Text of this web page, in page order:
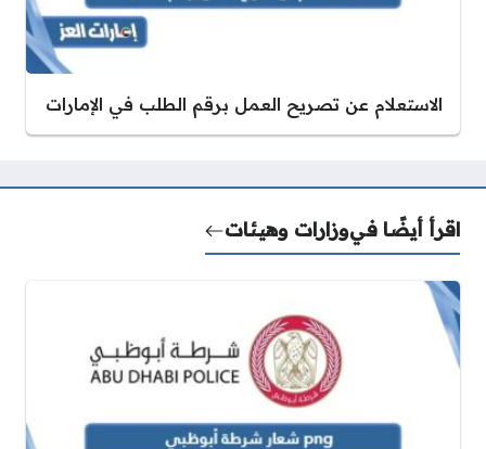
الاستعلام عن تصريح العمل برقم الطلب في الإمارات
اقرأ أيضًا فيوزارات وهيئات